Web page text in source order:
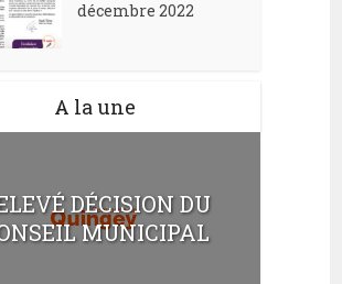
décembre 2022
A la une
DÉCISION DU
MUNICIPAL